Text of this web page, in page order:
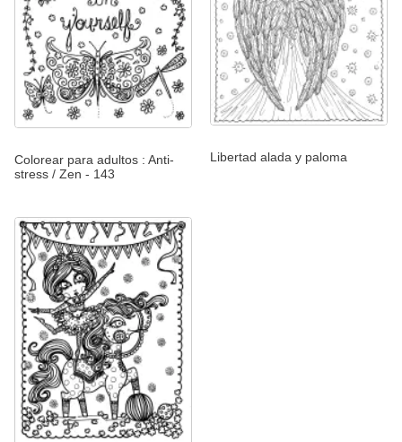
Colorear para adultos : Anti-
stress / Zen - 143
Libertad alada y paloma